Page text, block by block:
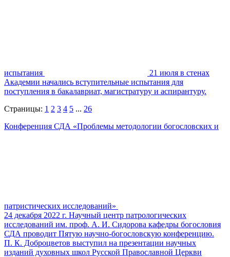
испытания
21 июля в стенах
Академии начались вступительные испытания для
поступления в бакалавриат, магистратуру и аспирантуру.
Страницы: 1 2 3 4 5 ... 26
Конференция СДА «Проблемы методологии богословских и
патристических исследований»
24 декабря 2022 г. Научный центр патрологических
исследований им. проф. А. И. Сидорова кафедры богословия
СДА проводит Пятую научно-богословскую конференцию.
П. К. Доброцветов выступил на презентации научных
изданий духовных школ Русской Православной Церкви